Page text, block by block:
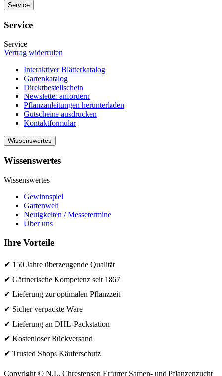
Service
Service
Service
Vertrag widerrufen
Interaktiver Blätterkatalog
Gartenkatalog
Direktbestellschein
Newsletter anfordern
Pflanzanleitungen herunterladen
Gutscheine ausdrucken
Kontaktformular
Wissenswertes
Wissenswertes
Wissenswertes
Gewinnspiel
Gartenwelt
Neuigkeiten / Messetermine
Über uns
Ihre Vorteile
✔ 150 Jahre überzeugende Qualität
✔ Gärtnerische Kompetenz seit 1867
✔ Lieferung zur optimalen Pflanzzeit
✔ Sicher verpackte Ware
✔ Lieferung an DHL-Packstation
✔ Kostenloser Rückversand
✔ Trusted Shops Käuferschutz
Copyright © N.L. Chrestensen Erfurter Samen- und Pflanzenzucht